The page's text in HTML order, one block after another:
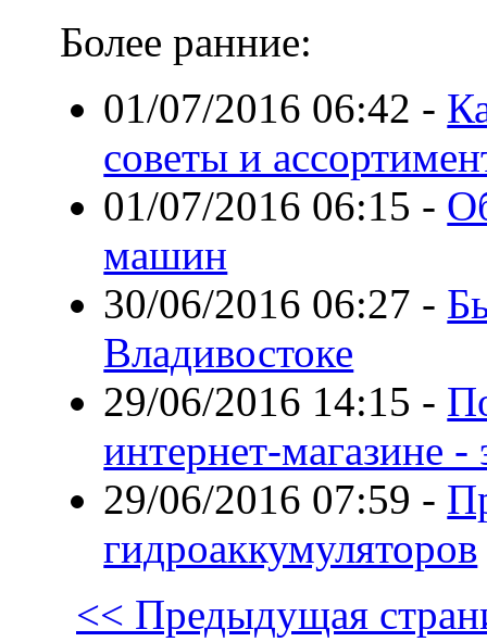
Более ранние:
01/07/2016 06:42 -
советы и
01/07/2016 06:15 -
машин
30/06/2016 06:27 -
Владивостоке
29/06/2016 14:15 -
интернет-магазине -
29/06/2016 07:59 -
гидроаккумуляторов
<< Предыдущая